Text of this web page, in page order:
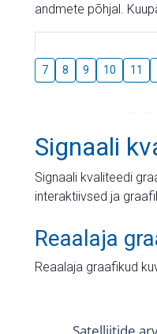
andmete põhjal.
7 8 9 10 11
Signaali
Signaali kvaliteedi
interaktiivsed ja
Reaalaja
Reaalaja graafikud